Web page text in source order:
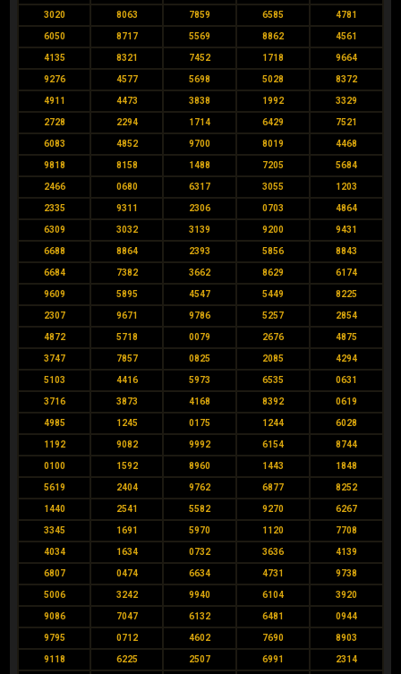
3020 8063 7859 6585 4781
6050 8717 5569 8862 4561
4135 8321 7452 1718 9664
9276 4577 5698 5028 8372
4911 4473 3838 1992 3329
2728 2294 1714 6429 7521
6083 4852 9700 8019 4468
9818 8158 1488 7205 5684
2466 0680 6317 3055 1203
2335 9311 2306 0703 4864
6309 3032 3139 9200 9431
6688 8864 2393 5856 8843
6684 7382 3662 8629 6174
9609 5895 4547 5449 8225
2307 9671 9786 5257 2854
4872 5718 0079 2676 4875
3747 7857 0825 2085 4294
5103 4416 5973 6535 0631
3716 3873 4168 8392 0619
4985 1245 0175 1244 6028
1192 9082 9992 6154 8744
0100 1592 8960 1443 1848
5619 2404 9762 6877 8252
1440 2541 5582 9270 6267
3345 1691 5970 1120 7708
4034 1634 0732 3636 4139
6807 0474 6634 4731 9738
5006 3242 9940 6104 3920
9086 7047 6132 6481 0944
9795 0712 4602 7690 8903
9118 6225 2507 6991 2314